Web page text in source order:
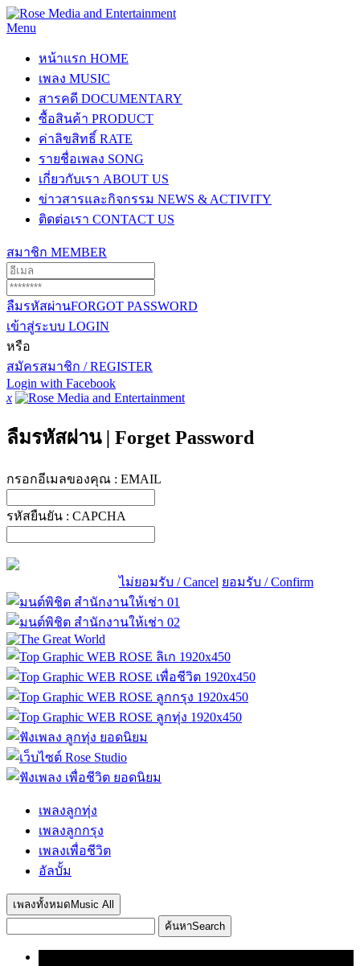
Menu
หน้าแรก HOME
เพลง MUSIC
สารคดี DOCUMENTARY
ซื้อสินค้า PRODUCT
ค่าลิขสิทธิ์ RATE
รายชื่อเพลง SONG
เกี่ยวกับเรา ABOUT US
ข่าวสารและกิจกรรม NEWS & ACTIVITY
ติดต่อเรา CONTACT US
สมาชิก MEMBER
ลืมรหัสผ่านFORGOT PASSWORD
เข้าสู่ระบบ LOGIN
หรือ
สมัครสมาชิก / REGISTER
Login with Facebook
x
ลืมรหัสผ่าน | Forget Password
กรอกอีเมลของคุณ : EMAIL
รหัสยืนยัน : CAPCHA
ไม่ยอมรับ / Cancel ยอมรับ / Confirm
เพลงลูกทุ่ง
เพลงลูกกรุง
เพลงเพื่อชีวิต
อัลบั้ม
เพลงทั้งหมด Music All
ค้นหาSearch